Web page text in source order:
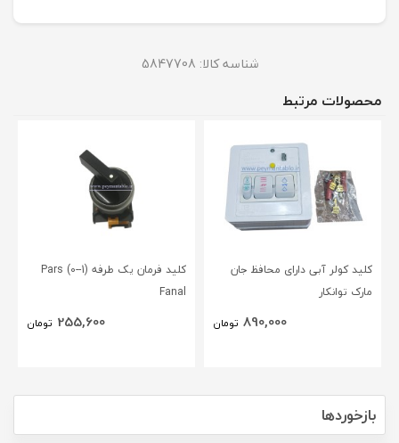
شناسه کالا: 5847708
محصولات مرتبط
کلید کولر آبی دارای محافظ جان
مارک توانکار
890,000 تومان
کلید فرمان یک طرفه (1--0) Pars
Fanal
255,600 تومان
بازخوردها